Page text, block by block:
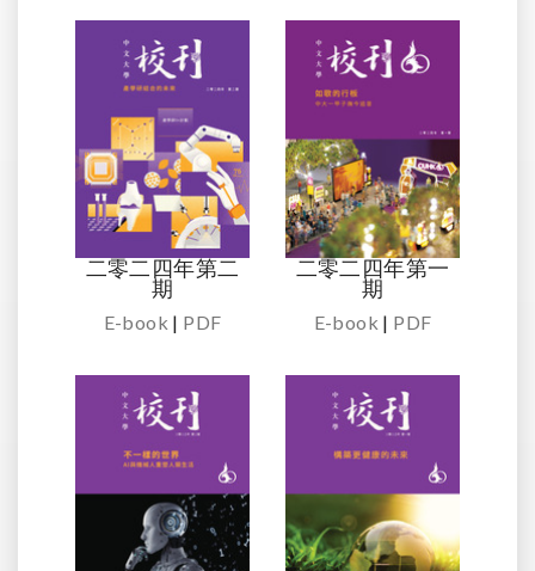
二零二四年第二
期
E-book | PDF
二零二四年第一
期
E-book | PDF